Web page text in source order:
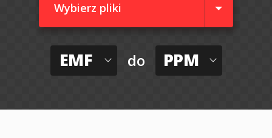
Wybierz pliki
EMF do PPM